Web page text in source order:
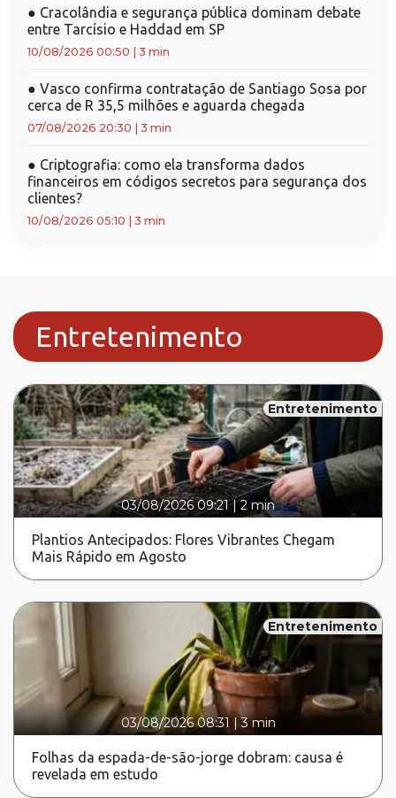
● Cracolândia e segurança pública dominam debate
entre Tarcísio e Haddad em SP
10/08/2026 00:50 3 min
● Vasco confirma contratação de Santiago Sosa por
cerca de R 35,5 milhões e aguarda chegada
07/08/2026 20:30 3 min
● Criptografia: como ela transforma dados
financeiros em códigos secretos para segurança dos
clientes?
10/08/2026 05:10 3 min
Entretenimento
Entretenimento
03/08/2026 09:21|2 min
Plantios Antecipados: Flores Vibrantes Chegam
Mais Rápido em Agosto
Entretenimento
03/08/2026 08:31 |3 min
Folhas da espada-de-são-jorge dobram: causa é
revelada em estudo